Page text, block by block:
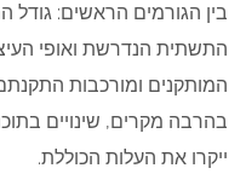
בין הגורמים הראשים:
התשתית הנדרשת ואופי
המותקנים ומורכבות
בהרבה מקרים, שינויים
ייקרו את העלות הכוללת.